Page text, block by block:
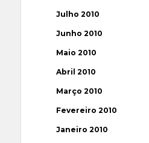
Julho 2010
Junho 2010
Maio 2010
Abril 2010
Março 2010
Fevereiro 2010
Janeiro 2010